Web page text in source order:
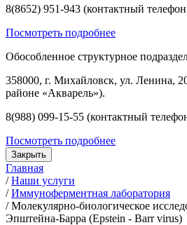
8(8652) 951-943 (контактный
Посмотреть подробнее
Обособленное структурное
358000, г. Михайловск, ул. Ленина,
районе «Акварель»).
8(988) 099-15-55 (контактный
Посмотреть подробнее
Закрыть
Главная
/ Наши услуги
/ Иммуноферментная лаборатория
/ Молекулярно-биологическое
Эпштейна-Барра (Epstein - Barr virus)